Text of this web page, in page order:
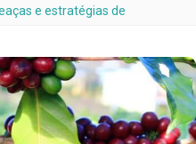
e estratégias de